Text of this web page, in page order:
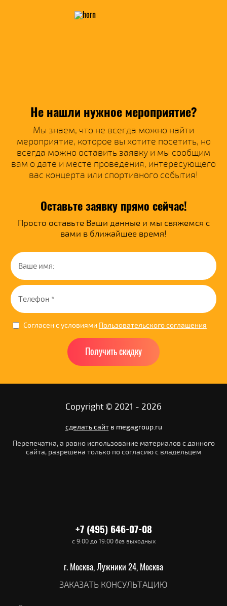
Не нашли нужное мероприятие?
Мы знаем, что не всегда можно найти
мероприятие, которое вы хотите посетить, но
всегда можно оставить заявку и мы сообщим
вам о дате и месте проведения, интересующего
вас концерта или спортивного события!
Оставьте заявку прямо сейчас!
Просто оставьте Ваши данные и мы свяжемся с
вами в ближайшее время!
Согласен с условиями Пользовательского соглашения
Получить скидку
Copyright © 2021 - 2026
сделать сайтв megagroup.ru
Перепечатка, а равно использование материалов с данного
сайта, разрешена только по согласию с владельцем
+7 (495) 646-07-08
с 9:00 до 19:00 без выходных
г. Москва, Лужники 24, Москва
ЗАКАЗАТЬ КОНСУЛЬТАЦИЮ